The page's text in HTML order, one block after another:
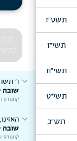
תשט"ז
תשי"ז
תשי"ח
תשי"ט
תש"כ
expand_moreו'
שובה
קונטרס
expand_more
שובה
קונטרס